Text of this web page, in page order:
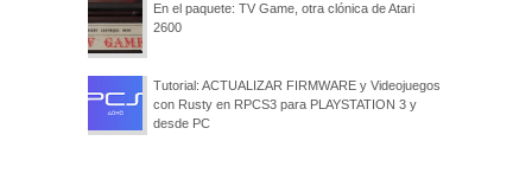
En el paquete: TV Game, otra clónica de Atari
2600
Tutorial: ACTUALIZAR FIRMWARE y Videojuegos
con Rusty en RPCS3 para PLAYSTATION 3 y
desde PC